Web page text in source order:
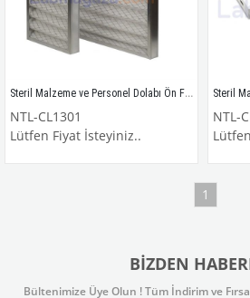
Steril Malzeme ve Personel Dolabı Ön Filtresi
NTL-CL1301
Lütfen Fiyat İsteyiniz..
Steril
NTL-
1
BIZDEN
Bültenimize Üye Olun ! Tüm İndirim ve